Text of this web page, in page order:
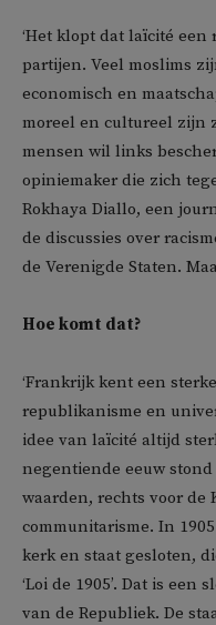
‘Het klopt dat laïcité
partijen. Veel moslims
economisch en
moreel en cultureel zijn
mensen wil links
opiniemaker die zich
Rokhaya Diallo, een
de discussies over
de Verenigde Staten.
Hoe komt dat?
‘Frankrijk kent een
republikanisme en
idee van laïcité altijd
negentiende eeuw
waarden, rechts voor de
communitarisme. In
kerk en staat gesloten,
‘Loi de 1905’. Dat is
van de Republiek. De